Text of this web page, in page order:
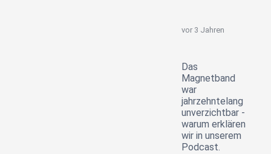
vor 3 Jahren
Das
Magnetband
war
jahrzehntelang
unverzichtbar -
warum erklären
wir in unserem
Podcast.